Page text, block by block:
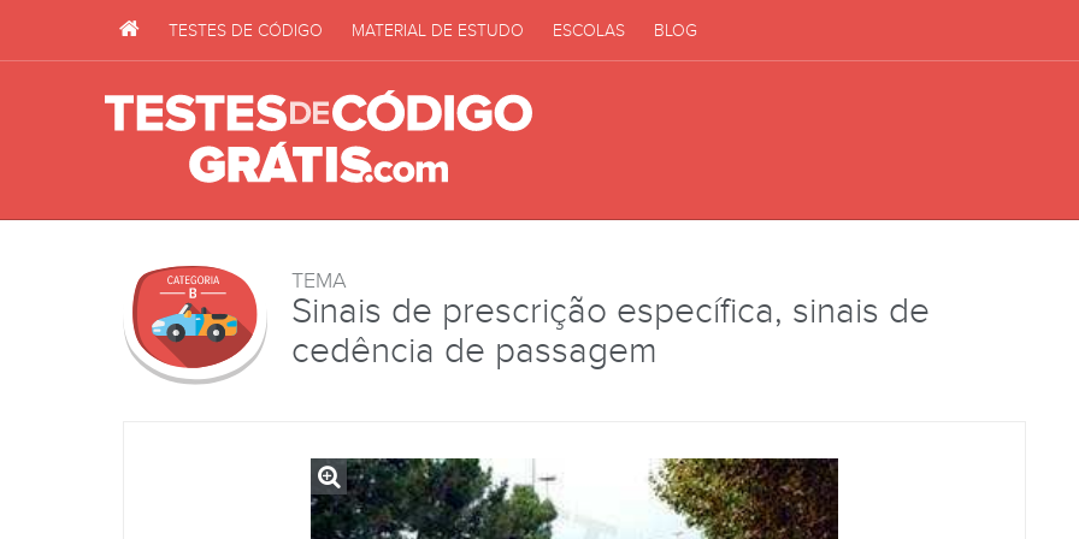
TESTES DE CÓDIGO MATERIAL DE ESTUDO ESCOLAS BLOG
TEMA
Sinais de prescrição específica, sinais de
cedência de passagem